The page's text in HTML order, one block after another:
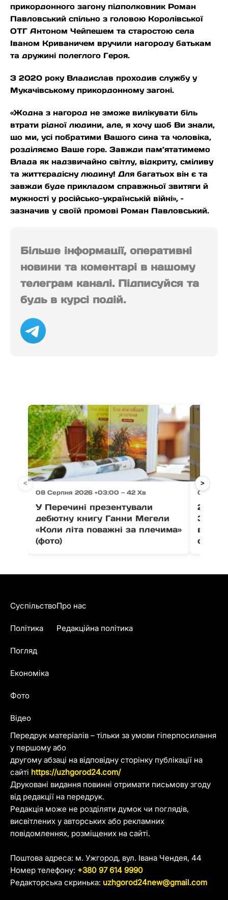
прикордонного загону підполковник Роман
Павловський спільно з головою Королівської
ОТГ Антоном Чейпешем та старостою села
Іваном Криваничем вручили нагороду батькам
та дружині полеглого Героя.
З 2020 року Владислав проходив службу у
Мукачівському прикордонному загоні.
«Жодна з нагород не зможе вилікувати біль
втрати рідної людини, але, я хочу щоб Ви знали,
що ми, усі побратими Вашого сина та чоловіка,
розділяємо Ваше горе. Завжди пам’ятатимемо
Влада як надзвичайно світлу, відкриту, сміливу
та життєрадісну людину! Для багатьох він є та
завжди буде прикладом справжньої звитяги й
мужності у російсько-українській війні», –
зазначив у своїй промові Роман Павловський.
Більше інформації, оперативні
новини та коментарі в нашому
телеграм каналі. Підписуйся та
будь в курсі подій.
08 Серпня 2026 +03:00 — 42 Хв
У Перечині презентували
дебютну книгу Ганни Мегели
«Коли літа поважні за плечима»
(фото)
08
21
< >
Передрук матеріалів – тільки за умови гіперпосилання
у першому або
другому абзаці на відповідну сторінку публікації на
сайті https://uzhgorod24.com/
Друковані видання повинні отримати письмову згоду
від редакції на передрук.
Редакція може не розділяти думок чи поглядів,
висвітлених у авторських або рекламних
повідомленнях, розміщених на сайті.
Поштова адреса: м. Ужгород, вул. Івана Чендея, 44
Номер телефону: +380 97 614 9990
Редакторська скринька: uzhgorod24new@gmail.com
Суспільство
Політика
Погляд
Економіка
Фото
Відео
Про нас
Редакційна політика